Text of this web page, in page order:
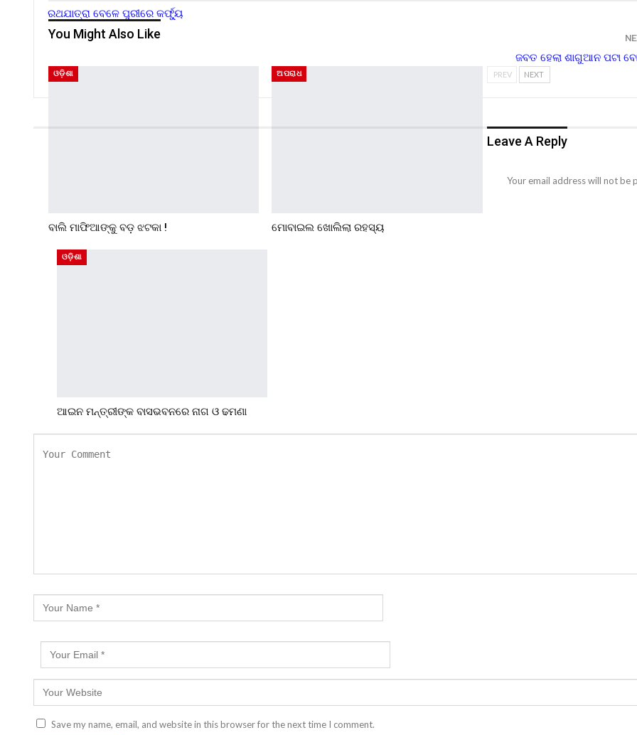
ରଥଯାତ୍ରା ବେଳେ ପୁରୀରେ କର୍ଫ୍ୟୁ
ଜବତ ହେଲା ଶାଗୁଆନ ପଟା
You Might Also Like
ଓଡ଼ିଶା
ବାଲି ମାଫିଆଙ୍କୁ ବଡ଼ ଝଟକା !
ଅପରାଧ
ମୋବାଇଲ ଖୋଲିଲା ରହସ୍ୟ
ଓଡ଼ିଶା
ଆଇନ ମନ୍ତ୍ରୀଙ୍କ ବାସଭବନରେ ନାଗ ଓ ଢମଣା
PREV NEXT
Leave A Reply
Your email address will not be
Save my name, email, and website in this browser for the next time I comment.